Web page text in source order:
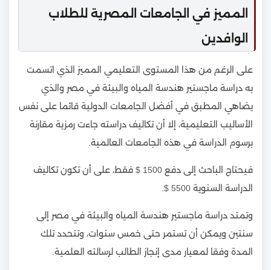
المميز في الجامعات المصرية للطلاب
الوافدين
على الرغم من هذا المستوى التعليمي المميز الذي اتسمت
به دراسة ماجستير هندسة المياه والبيئة في مصر والذي
يضاهي المطبق في أفضل الجامعات الدولية قائما على نفس
الأساليب التعليمية، إلا أن تكاليف دراسته جاءت رمزية مقارنة
برسوم الدراسة في هذه الجامعات العالمية.
فيحتاج الباحث إلى دفع 1500 $ فقط، على أن تكون تكاليف
الدراسة السنوية 5500 $.
وتمتد دراسة ماجستير هندسة المياه والبيئة في مصر إلى
سنتين ويمكن أن تستمر حتى خمس سنوات، وتتحدد تلك
المدة وفقا لمعيار مدى إنجاز الطالب لرسالته العلمية.